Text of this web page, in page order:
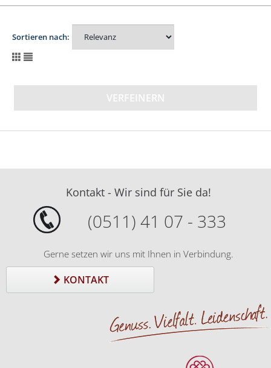
Sortieren nach:
VERFEINERN
Kontakt - Wir sind für Sie da!
(0511) 41 07 - 333
Gerne setzen wir uns mit Ihnen in Verbindung.
KONTAKT